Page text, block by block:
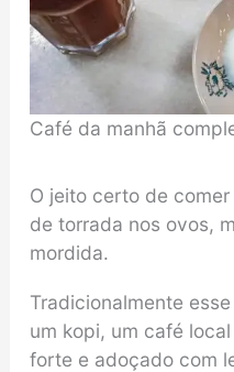
Café da manhã
O jeito certo de
de torrada nos ovos,
mordida.
Tradicionalmente
um kopi, um café
forte e adoçado com